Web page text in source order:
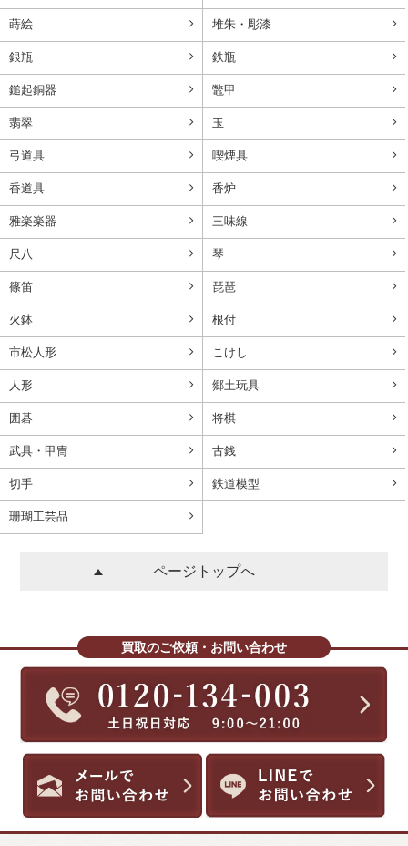
蒔絵 堆朱・彫漆
銀瓶 鉄瓶
鎚起銅器 鼈甲
翡翠 玉
弓道具 喫煙具
香道具 香炉
雅楽楽器 三味線
尺八 琴
篠笛 琵琶
火鉢 根付
市松人形 こけし
人形 郷土玩具
囲碁 将棋
武具・甲冑 古銭
切手 鉄道模型
珊瑚工芸品
ページトップへ
買取のご依頼・お問い合わせ